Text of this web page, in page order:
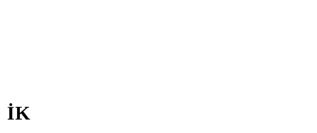
İK